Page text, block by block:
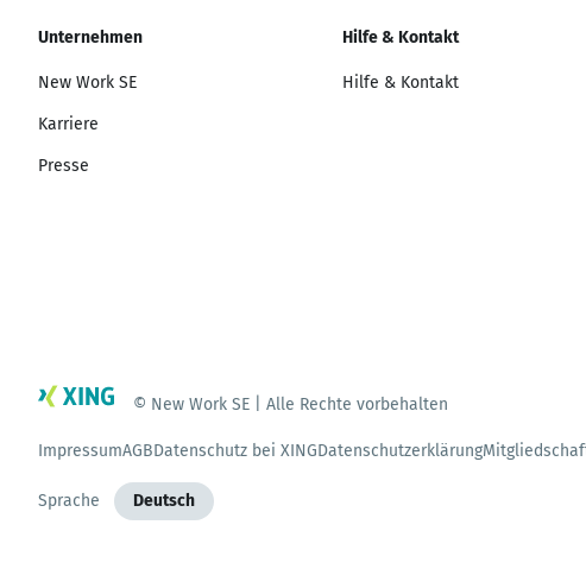
Unternehmen
New Work SE
Karriere
Presse
Hilfe & Kontakt
Hilfe & Kontakt
© New Work SE | Alle Rechte vorbehalten
ImpressumAGBDatenschutz bei XINGDatenschutzerklärung
Sprache Deutsch